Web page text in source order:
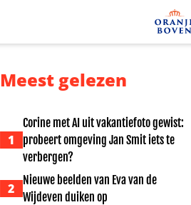
Meest gelezen
1
Corine met AI uit vakantiefoto gewist:
probeert omgeving Jan Smit iets te
verbergen?
2
Nieuwe beelden van Eva van de
Wijdeven duiken op